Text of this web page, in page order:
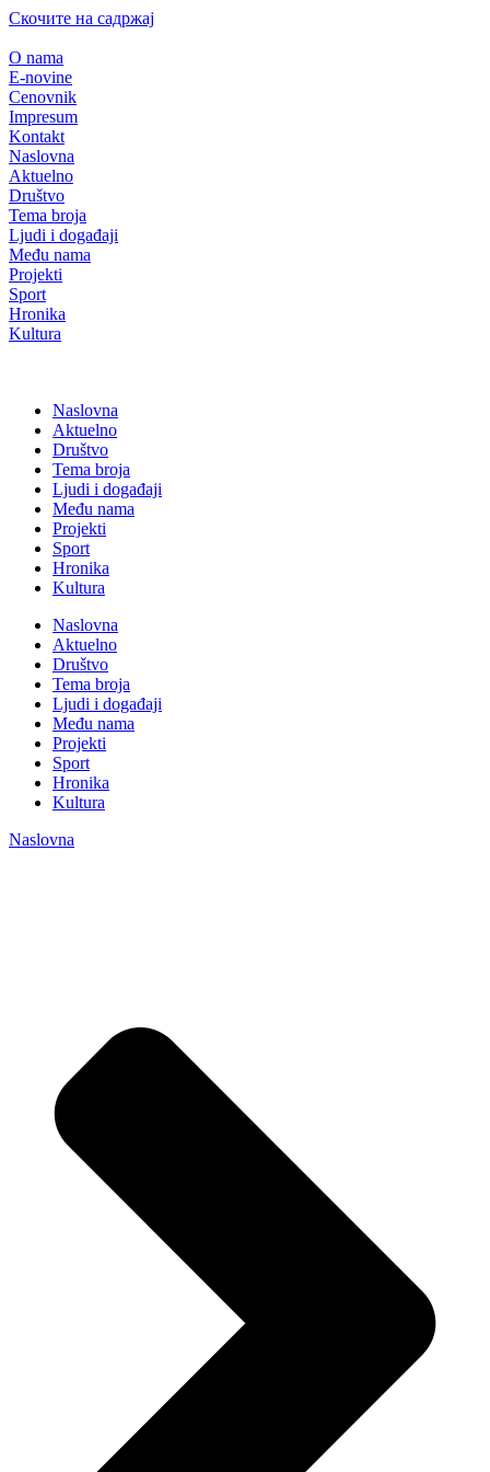
Скочите на садржај
O nama
E-novine
Cenovnik
Impresum
Kontakt
Naslovna
Aktuelno
Društvo
Tema broja
Ljudi i događaji
Među nama
Projekti
Sport
Hronika
Kultura
Naslovna
Aktuelno
Društvo
Tema broja
Ljudi i događaji
Među nama
Projekti
Sport
Hronika
Kultura
Naslovna
Aktuelno
Društvo
Tema broja
Ljudi i događaji
Među nama
Projekti
Sport
Hronika
Kultura
Naslovna